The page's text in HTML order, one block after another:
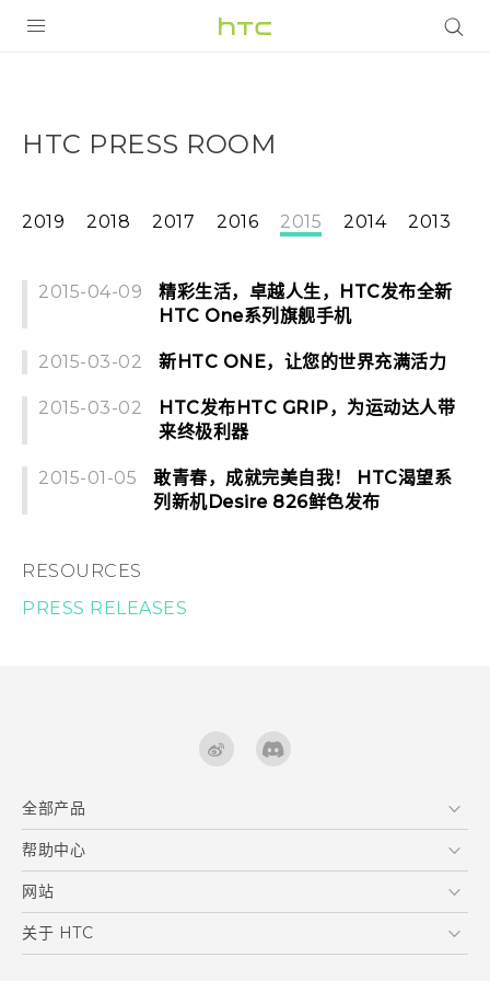
支持帮助
HTC PRESS ROOM
2019 2018 2017 2016 2015 2014 2013
2015-04-09
精彩生活，卓越人生，HTC发布全新
HTC One系列旗舰手机
2015-03-02 新HTC ONE，让您的世界充满活力
2015-03-02
HTC发布HTC GRIP，为运动达人带
来终极利器
2015-01-05
敢青春，成就完美自我！ HTC渴望系
列新机Desire 826鲜色发布
RESOURCES
PRESS RELEASES
全部产品
区块链智能手机
VIVE
帮助中心
在线客服
支援与服务
产品保固说明
网站
HTC Dev
关于 HTC